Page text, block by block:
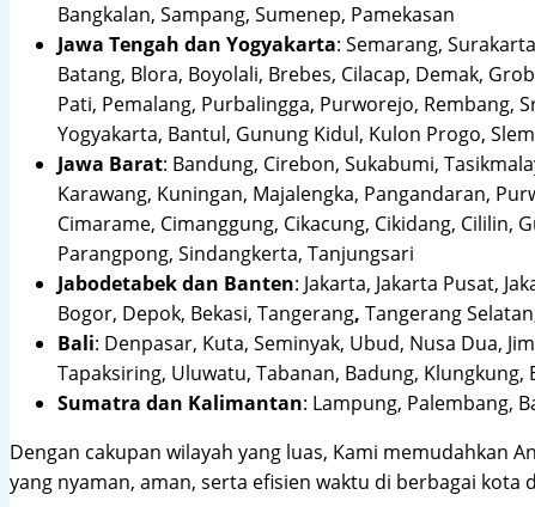
Bangkalan, Sampang, Sumenep, Pamekasan
Jawa Tengah dan Yogyakarta: Semarang,
Batang, Blora, Boyolali, Brebes, Cilacap, Demak,
Pati, Pemalang, Purbalingga, Purworejo, Rembang,
Yogyakarta, Bantul, Gunung Kidul, Kulon Progo,
Jawa Barat: Bandung, Cirebon, Sukabumi,
Karawang, Kuningan, Majalengka, Pangandaran,
Cimarame, Cimanggung, Cikacung, Cikidang, Cililin,
Parangpong, Sindangkerta, Tanjungsari
Jabodetabek dan Banten: Jakarta, Jakarta Pusat,
Bogor, Depok, Bekasi, Tangerang, Tangerang
Bali: Denpasar, Kuta, Seminyak, Ubud, Nusa Dua,
Tapaksiring, Uluwatu, Tabanan, Badung, Klungkung,
Sumatra dan Kalimantan: Lampung, Palembang,
Dengan cakupan wilayah yang luas, Kami memudahkan
yang nyaman, aman, serta efisien waktu di berbagai kota